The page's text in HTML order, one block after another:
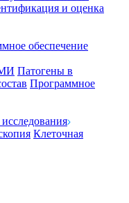
и оценка
обеспечение
Патогены в
Программное
Клеточная